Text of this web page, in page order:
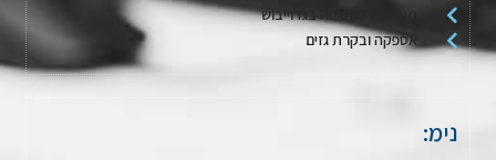
מערכות לשטיפה בגז וייבוש
אספקה ובקרת גזים
נימ: